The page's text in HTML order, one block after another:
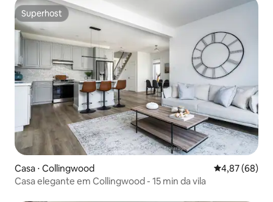
Superhost
Superhost
Casa ⋅ Collingwood 4,87 de uma
4,87 (68)
Casa elegante em Collingwood - 15 min da vila